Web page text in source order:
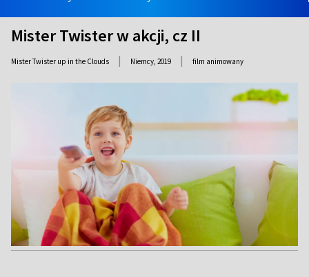
Mister Twister w akcji, cz II
Mister Twister up in the Clouds | Niemcy, 2019 | film animowany